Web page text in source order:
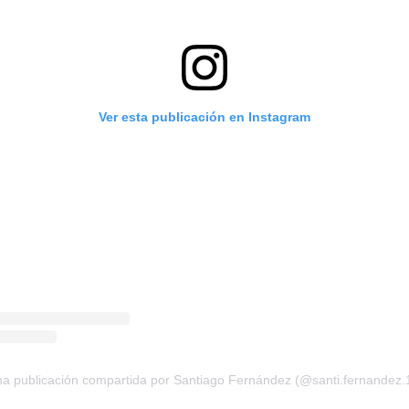
Ver esta publicación en Instagram
publicación compartida por Santiago Fernández